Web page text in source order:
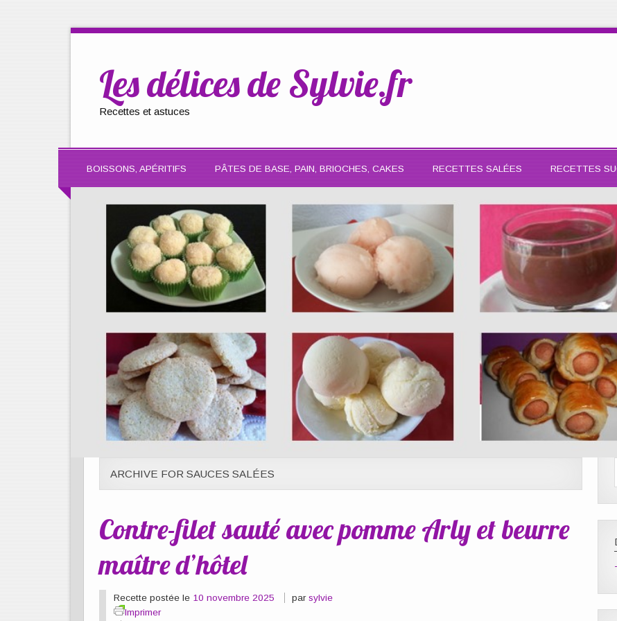
Les délices de Sylvie.fr
Recettes et astuces
BOISSONS, APÉRITIFS PÂTES DE BASE, PAIN, BRIOCHES, CAKES RECETTES SALÉES RECETTES
ARCHIVE FOR SAUCES SALÉES
Contre-filet sauté avec pomme Arly et beurre
maître d’hôtel
Recette postée le 10 novembre 2025 parsylvie
Imprimer